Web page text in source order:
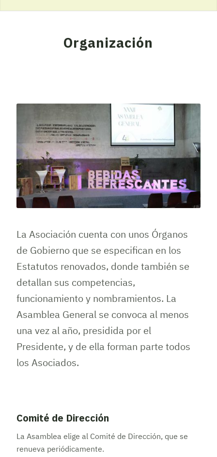
Organización
La Asociación cuenta con unos Órganos
de Gobierno que se especifican en los
Estatutos renovados, donde también se
detallan sus competencias,
funcionamiento y nombramientos. La
Asamblea General se convoca al menos
una vez al año, presidida por el
Presidente, y de ella forman parte todos
los Asociados.
Comité de Dirección
La Asamblea elige al Comité de Dirección, que se
renueva periódicamente.